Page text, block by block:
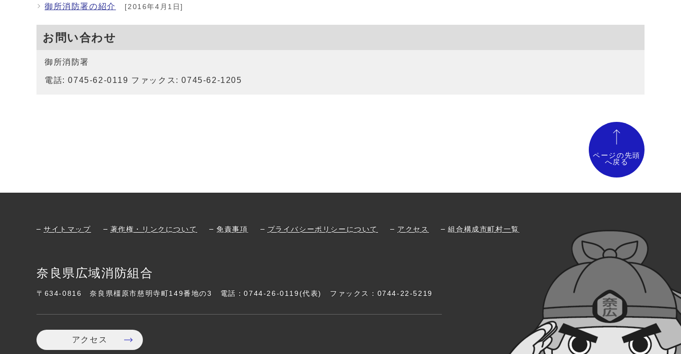
御所消防署の紹介 [2016年4月1日]
お問い合わせ
御所消防署
電話: 0745-62-0119 ファックス: 0745-62-1205
ページの先頭
へ戻る
サイトマップ 著作権・リンクについて 免責事項 プライバシーポリシーについて アクセス 組合構成市町村一覧
奈良県広域消防組合
〒634-0816 奈良県橿原市慈明寺町149番地の3 電話：0744-26-0119 (代表) ファックス：0744-22-5219
アクセス